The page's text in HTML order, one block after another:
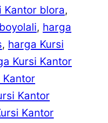
Kantor blora
, harga
, harga Kursi
Kursi Kantor
Kantor
Kantor
Kantor